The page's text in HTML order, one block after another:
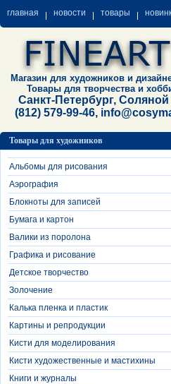
главная новости товары
Магазин для художников и
Товары для творчества и
Санкт-Петербург, Соляной
(812) 579-99-46,
Товары для художников
Альбомы для рисования
Аэрография
Блокноты для записей
Бумага и картон
Валики из поролона
Графика и рисование
Детское творчество
Золочение
Калька пленка и пластик
Картины и репродукции
Кисти для моделирования
Кисти художественные и мастихины
Книги и журналы